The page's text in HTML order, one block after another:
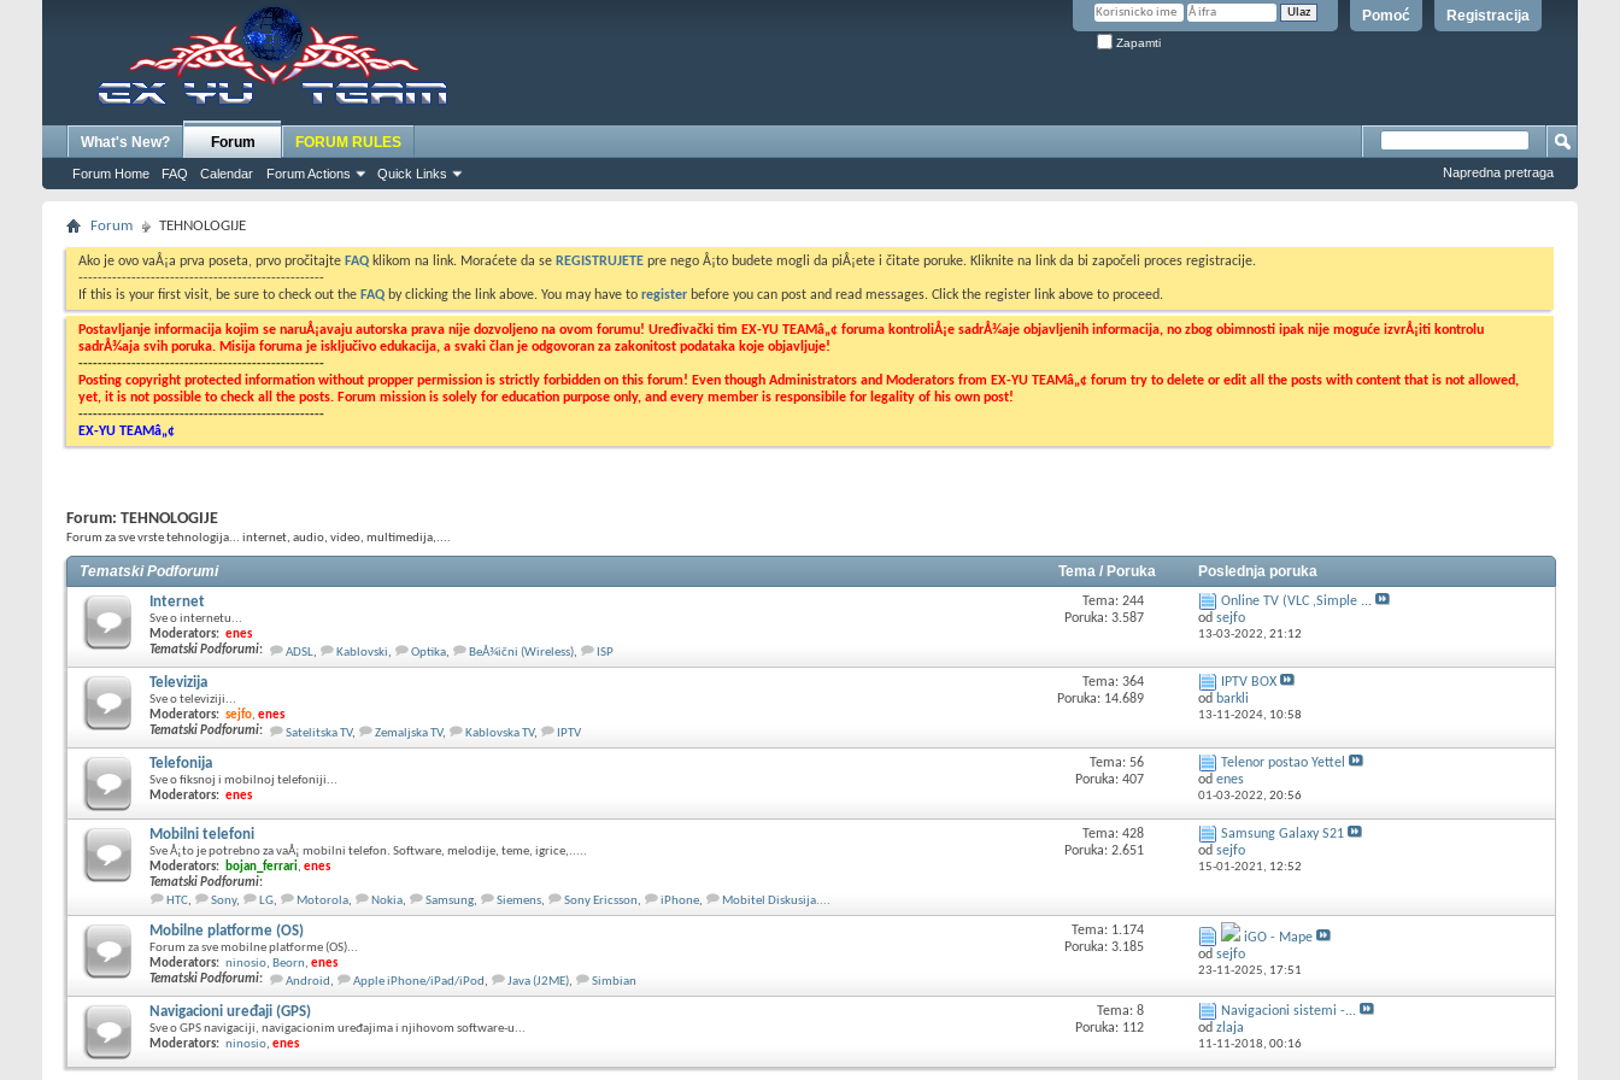
Registracija
Pomoć
Zapamti
What's New? Forum
Forum Home FAQ Calendar Forum Actions Quick Links
FORUM RULES
Napredna pretraga
Forum TEHNOLOGIJE
Ako je ovo vaÅ¡a prva poseta, prvo pročitajte FAQ klikom na link. Moraćete da se REGISTRUJETE pre nego Å¡to budete mogli da piÅ¡ete i čitate poruke. Kliknite na link da bi započeli proces registracije.
---------------------------------------------------
If this is your first visit, be sure to check out the FAQ by clicking the link above. You may have to register before you can post and read messages. Click the register link above to proceed.
Postavljanje informacija kojim se naruÅ¡avaju autorska prava nije dozvoljeno na ovom forumu! Uređivački tim EX-YU TEAMâ„¢ foruma kontroliÅ¡e sadrÅ¾aje objavljenih informacija, no zbog obimnosti ipak nije moguće izvrÅ¡iti kontrolu
sadrÅ¾aja svih poruka. Misija foruma je isključivo edukacija, a svaki član je odgovoran za zakonitost podataka koje objavljuje!
---------------------------------------------------
Posting copyright protected information without propper permission is strictly forbidden on this forum! Even though Administrators and Moderators from EX-YU TEAMâ„¢ forum try to delete or edit all the posts with content that is not allowed,
yet, it is not possible to check all the posts. Forum mission is solely for education purpose only, and every member is responsibile for legality of his own post!
---------------------------------------------------
EX-YU TEAMâ„¢
Forum: TEHNOLOGIJE
Forum za sve vrste tehnologija... internet, audio, video, multimedija,....
Tematski Podforumi Tema / Poruka Poslednja poruka
Internet
Sve o internetu...
Moderators: enes
Tematski Podforumi: ADSL, Kablovski, Optika, BeÅ¾ični (Wireless), ISP
Tema: 244
Poruka: 3.587
Online TV (VLC ,Simple ...
od sejfo
13-03-2022, 21:12
Televizija
Sve o televiziji...
Moderators: sejfo, enes
Tematski Podforumi: Satelitska TV, Zemaljska TV, Kablovska TV, IPTV
Tema: 364
Poruka: 14.689
IPTV BOX
od barkli
13-11-2024, 10:58
Telefonija
Sve o fiksnoj i mobilnoj telefoniji...
Moderators: enes
Tema: 56
Poruka: 407
Telenor postao Yettel
od enes
01-03-2022, 20:56
Mobilni telefoni
Sve Å¡to je potrebno za vaÅ¡ mobilni telefon. Software, melodije, teme, igrice,.....
Moderators: bojan_ferrari, enes
Tematski Podforumi:
HTC, Sony, LG, Motorola, Nokia, Samsung, Siemens, Sony Ericsson, iPhone, Mobitel Diskusija....
Tema: 428
Poruka: 2.651
Samsung Galaxy S21
od sejfo
15-01-2021, 12:52
Mobilne platforme (OS)
Forum za sve mobilne platforme (OS)...
Moderators: ninosio, Beorn, enes
Tematski Podforumi: Android, Apple iPhone/iPad/iPod, Java (J2ME), Simbian
Tema: 1.174
Poruka: 3.185
iGO - Mape
od sejfo
23-11-2025, 17:51
Navigacioni uređaji (GPS)
Sve o GPS navigaciji, navigacionim uređajima i njihovom software-u...
Moderators: ninosio, enes
Tema: 8
Poruka: 112
Navigacioni sistemi -...
od zlaja
11-11-2018, 00:16